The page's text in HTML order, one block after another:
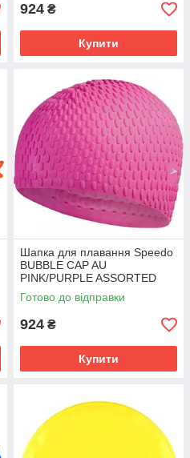
924 ₴
Купити
Шапка для плавання Speedo
BUBBLE CAP AU
PINK/PURPLE ASSORTED
розовий Унісекс OSFM 8-
70929D669-1
Готово до відправки
924 ₴
Купити